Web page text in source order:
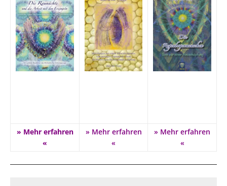
» Mehr erfahren
«
» Mehr erfahren
«
» Mehr erfahren
«